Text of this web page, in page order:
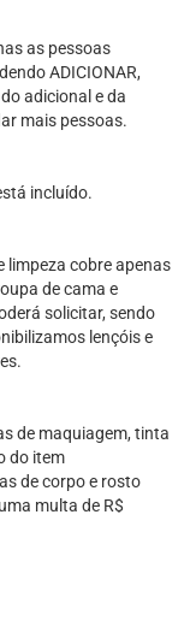
as pessoas
ADICIONAR,
adicional e da
mais pessoas.
incluído.
limpeza cobre apenas
de cama e
solicitar, sendo
lençóis e
de maquiagem, tinta
do item
de corpo e rosto
multa de R$